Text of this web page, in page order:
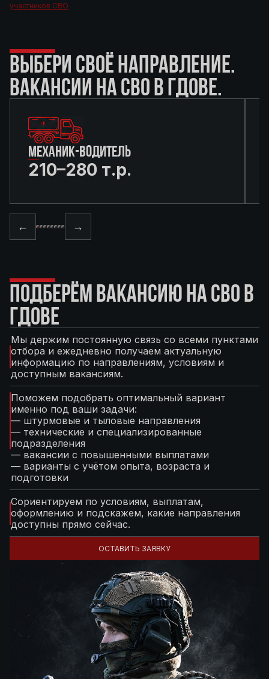
участников СВО
ВЫБЕРИ СВОЁ НАПРАВЛЕНИЕ.
ВАКАНСИИ НА СВО В ГДОВЕ.
МЕХАНИК-ВОДИТЕЛЬ
210–280 т.р.
← →
ПОДБЕРЁМ ВАКАНСИЮ НА СВО В
ГДОВЕ
Мы держим постоянную связь со всеми пунктами
отбора и ежедневно получаем актуальную
информацию по направлениям, условиям и
доступным вакансиям.
Поможем подобрать оптимальный вариант
именно под ваши задачи:
— штурмовые и тыловые направления
— технические и специализированные
подразделения
— вакансии с повышенными выплатами
— варианты с учётом опыта, возраста и
подготовки
Сориентируем по условиям, выплатам,
оформлению и подскажем, какие направления
доступны прямо сейчас.
ОСТАВИТЬ ЗАЯВКУ